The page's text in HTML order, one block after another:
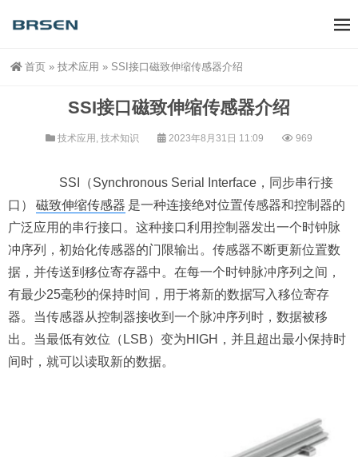
首页 » 技术应用 » SSI接口磁致伸缩传感器介绍
SSI接口磁致伸缩传感器介绍
技术应用 , 技术知识 2023年8月31日 11:09 969
SSI（Synchronous Serial Interface，同步串行接
口）
磁致伸缩传感器 是一种连接绝对位置传感器和控制器的
广泛应用的串行接口。这种接口利用控制器发出一个时钟脉
冲序列，初始化传感器的门限输出。传感器不断更新位置数
据，并传送到移位寄存器中。在每一个时钟脉冲序列之间，
有最少25毫秒的保持时间，用于将新的数据写入移位寄存
器。当传感器从控制器接收到一个脉冲序列时，数据被移
出。当最低有效位（LSB）变为HIGH，并且超出最小保持时
间时，就可以读取新的数据。